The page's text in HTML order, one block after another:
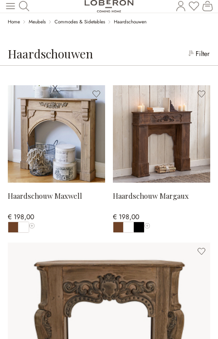
Naar de hoofdinhoud
Home Meubels Commodes & Sidetables Haardschouwen
Haardschouwen Filter
Haardschouw Maxwell
€ 198,00
Toon alle kleuren
Haardschouw Margaux
€ 198,00
Toon alle kleuren